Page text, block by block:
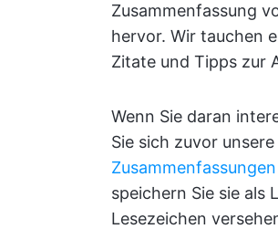
Zusammenfassung
hervor. Wir tauchen
Zitate und Tipps zur
Wenn Sie daran
Sie sich zuvor
speichern Sie sie als
Lesezeichen